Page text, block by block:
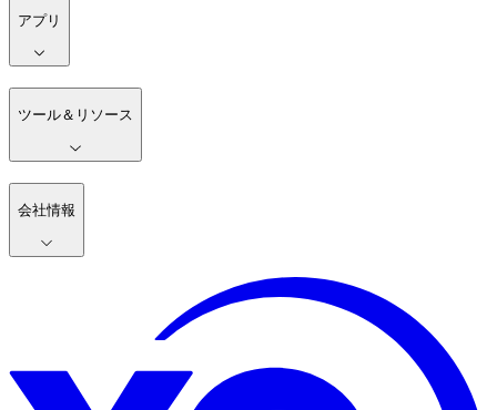
アプリ
ツール＆リソース
会社情報